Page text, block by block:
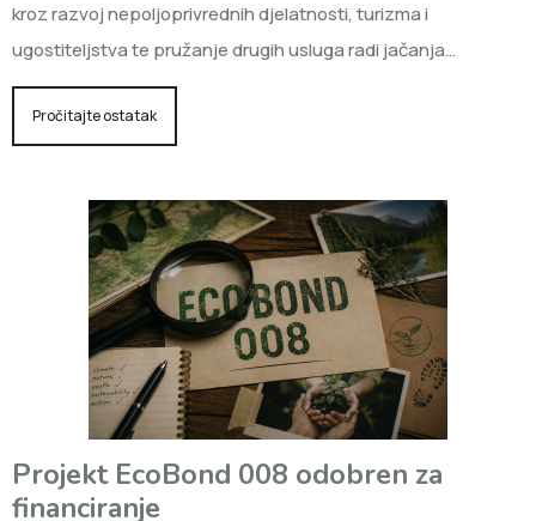
kroz razvoj nepoljoprivrednih djelatnosti, turizma i
ugostiteljstva te pružanje drugih usluga radi jačanja…
Pročitajte ostatak
Projekt EcoBond 008 odobren za
financiranje